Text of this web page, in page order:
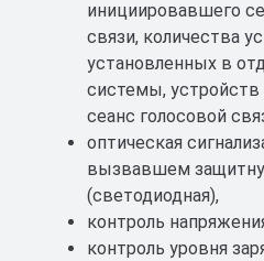
инициировавшего
связи, количества
установленных в
системы,
сеанс голосовой
оптическая
вызвавшем
(светодиодная),
контроль
контроль уровня